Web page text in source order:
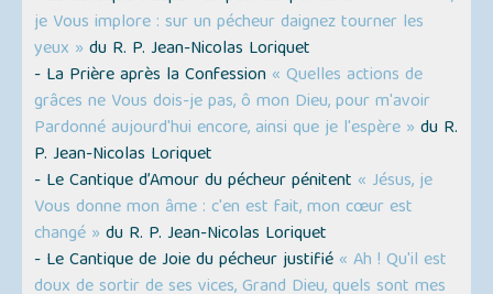
je Vous implore : sur un pécheur daignez tourner les
yeux » du R. P. Jean-Nicolas Loriquet
- La Prière après la Confession « Quelles actions de
grâces ne Vous dois-je pas, ô mon Dieu, pour m'avoir
Pardonné aujourd'hui encore, ainsi que je l'espère » du R.
P. Jean-Nicolas Loriquet
- Le Cantique d’Amour du pécheur pénitent « Jésus, je
Vous donne mon âme : c'en est fait, mon cœur est
changé » du R. P. Jean-Nicolas Loriquet
- Le Cantique de Joie du pécheur justifié « Ah ! Qu'il est